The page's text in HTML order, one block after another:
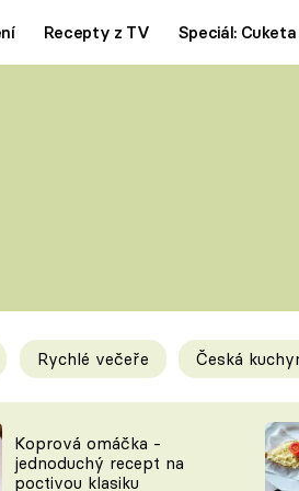
Recepty z TV Speciál: Cuketa
triky
Rychlé večeře Česká
Koprová omáčka -
jednoduchý recept na
poctivou klasiku